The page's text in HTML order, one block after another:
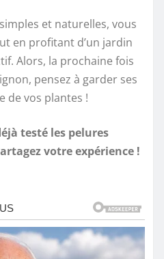
et naturelles, vous
en profitant d’un jardin
Alors, la prochaine fois
pensez à garder ses
de vos plantes !
testé les pelures
votre expérience !